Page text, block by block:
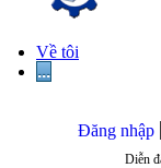
Về tôi
...
Đăng nhập
Diễn